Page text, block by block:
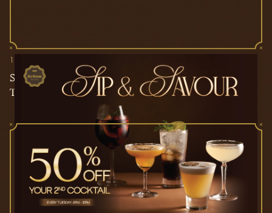
11/12/2024
SIP & SAVOUR - ƯU ĐÃI 50% CHO LY COCKTAIL
THỨ 2